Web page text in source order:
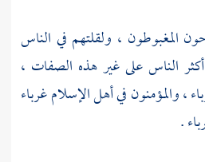
المغبوطون ، ولقلتهم في الناس
الناس على غير هذه الصفات ،
، والمؤمنون في أهل الإسلام غرباء
.